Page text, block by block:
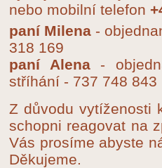
nebo mobilní telefon
paní Milena -
318 169
paní Alena-
stříhání - 737 748 843
Z důvodu vytíženosti
schopni reagovat na
Vás prosíme abyste
Děkujeme.